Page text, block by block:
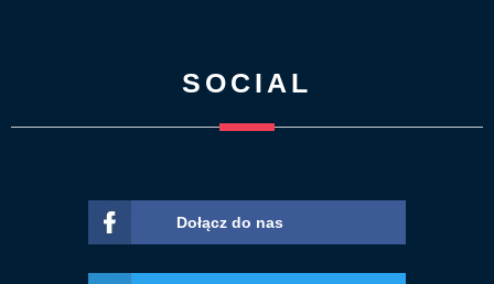
SOCIAL
Dołącz do nas